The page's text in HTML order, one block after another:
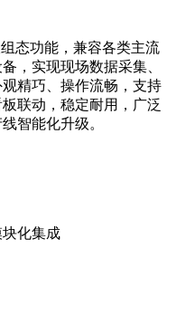
态功能，兼容各类主流
，实现现场数据采集、
精巧、操作流畅，支持
联动，稳定耐用，广泛
智能化升级。
化集成